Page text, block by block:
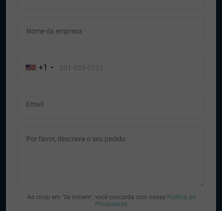
Nome da empresa
+1
Email
Por favor, descreva o seu pedido
Ao clicar em "Se iniciem", você concorda com nossa Política de
Privacidade